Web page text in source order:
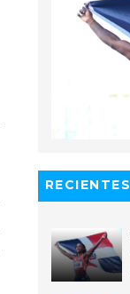
RECIENTES